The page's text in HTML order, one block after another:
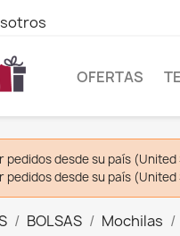
OFERTAS
pedidos desde su país
pedidos desde su país
BOLSAS Mochilas